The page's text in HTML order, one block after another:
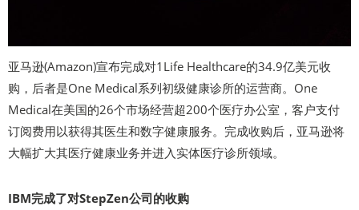
亚马逊(Amazon)宣布完成对1Life Healthcare的34.9亿美元收
购，后者是One Medical系列初级健康诊所的运营商。One
Medical在美国的26个市场经营超200个医疗办公室，客户支付
订阅费用以获得其医生和数字健康服务。完成收购后，亚马逊将
大幅扩大其医疗健康业务并进入实体医疗诊所领域。
IBM完成了对StepZen公司的收购